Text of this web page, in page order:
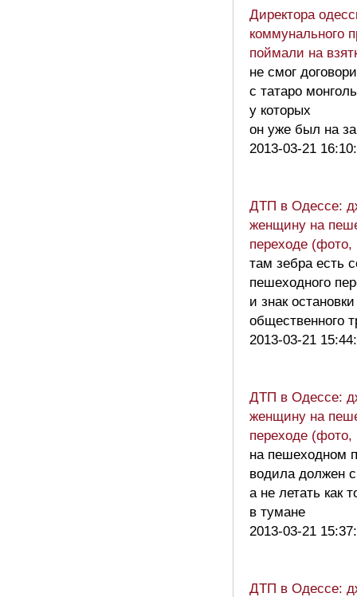
Директора
коммунального
поймали на
не смог
с татаро
у которых
он уже был на
2013-03-21
ДТП в Одессе:
женщину на
переходе (фото,
там зебра есть
пешеходного
и знак остановки
общественного
2013-03-21
ДТП в Одессе:
женщину на
переходе (фото,
на пешеходном
водила должен
а не летать как
в тумане
2013-03-21
ДТП в Одессе: